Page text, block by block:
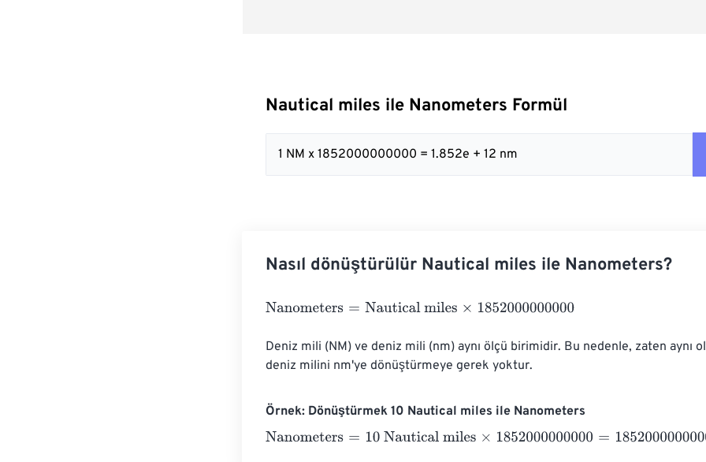
Nautical miles ile Nanometers Formül
1 NM x 1852000000000 = 1.852e + 12 nm
Nasıl dönüştürülür Nautical miles ile Nanometers?
Nanometers= Nautical miles ×1852000000000
Deniz mili (NM) ve deniz mili (nm) aynı ölçü birimidir. Bu nedenle, zaten aynı
deniz milini nm'ye dönüştürmeye gerek yoktur.
Örnek: Dönüştürmek 10 Nautical miles ile Nanometers
Nanometers= 10 Nautical miles ×1852000000000=18520000000000